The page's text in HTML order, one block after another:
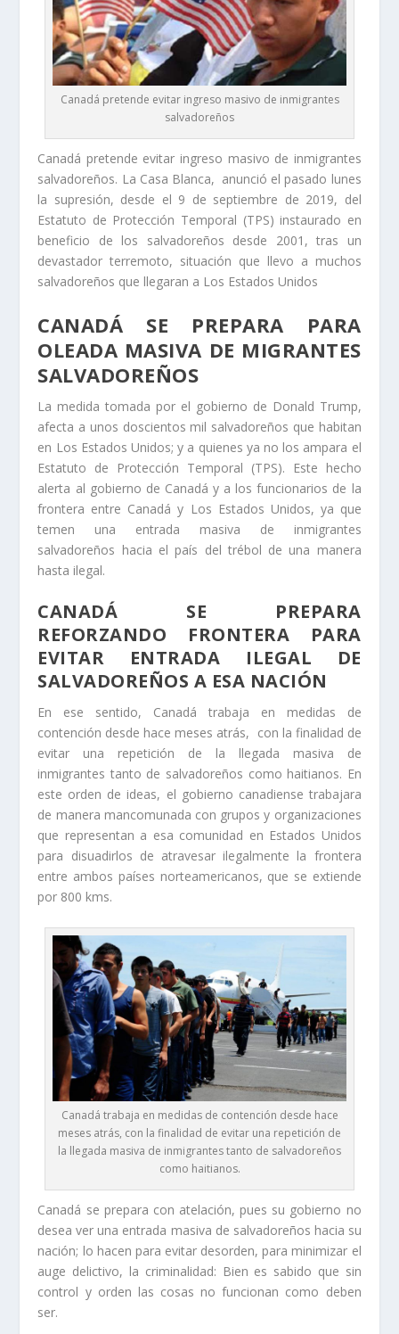
Canadá pretende evitar ingreso masivo de inmigrantes
salvadoreños
Canadá pretende evitar ingreso masivo de inmigrantes
salvadoreños. La Casa Blanca, anunció el pasado lunes
la supresión, desde el 9 de septiembre de 2019, del
Estatuto de Protección Temporal (TPS) instaurado en
beneficio de los salvadoreños desde 2001, tras un
devastador terremoto, situación que llevo a muchos
salvadoreños que llegaran a Los Estados Unidos
CANADÁ SE PREPARA PARA
OLEADA MASIVA DE MIGRANTES
SALVADOREÑOS
La medida tomada por el gobierno de Donald Trump,
afecta a unos doscientos mil salvadoreños que habitan
en Los Estados Unidos; y a quienes ya no los ampara el
Estatuto de Protección Temporal (TPS). Este hecho
alerta al gobierno de Canadá y a los funcionarios de la
frontera entre Canadá y Los Estados Unidos, ya que
temen una entrada masiva de inmigrantes
salvadoreños hacia el país del trébol de una manera
hasta ilegal.
CANADÁ SE PREPARA
REFORZANDO FRONTERA PARA
EVITAR ENTRADA ILEGAL DE
SALVADOREÑOS A ESA NACIÓN
En ese sentido, Canadá trabaja en medidas de
contención desde hace meses atrás, con la finalidad de
evitar una repetición de la llegada masiva de
inmigrantes tanto de salvadoreños como haitianos. En
este orden de ideas, el gobierno canadiense trabajara
de manera mancomunada con grupos y organizaciones
que representan a esa comunidad en Estados Unidos
para disuadirlos de atravesar ilegalmente la frontera
entre ambos países norteamericanos, que se extiende
por 800 kms.
Canadá trabaja en medidas de contención desde hace
meses atrás, con la finalidad de evitar una repetición de
la llegada masiva de inmigrantes tanto de salvadoreños
como haitianos.
Canadá se prepara con atelación, pues su gobierno no
desea ver una entrada masiva de salvadoreños hacia su
nación; lo hacen para evitar desorden, para minimizar el
auge delictivo, la criminalidad: Bien es sabido que sin
control y orden las cosas no funcionan como deben
ser.